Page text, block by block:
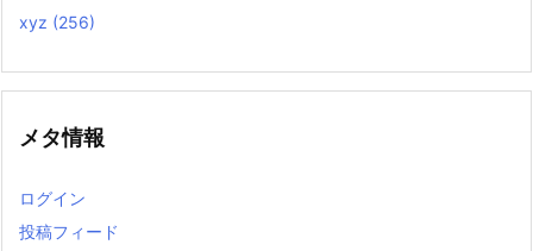
xyz (256)
メタ情報
ログイン
投稿フィード